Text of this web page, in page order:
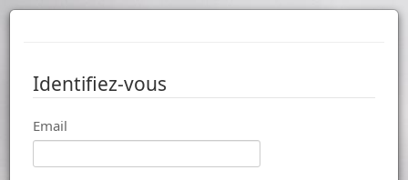
Identifiez-vous
Email